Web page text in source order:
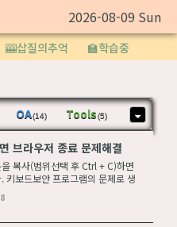
2026-08-09 Sun
🎰삽질의추억 🏫학습중
OA(14) Tools(5)
브라우저 종료 문제해결
복사(범위선택 후 Ctrl + C)하면
키보드보안 프로그램의 문제로 생
해 보세요. 키보드보안 프로그램은
치북5
치북5